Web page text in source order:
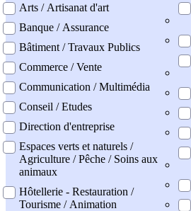
Arts / Artisanat d'art
Banque / Assurance
Bâtiment / Travaux Publics
Commerce / Vente
Communication / Multimédia
Conseil / Etudes
Direction d'entreprise
Espaces verts et naturels /
Agriculture / Pêche / Soins aux
animaux
Hôtellerie - Restauration /
Tourisme / Animation